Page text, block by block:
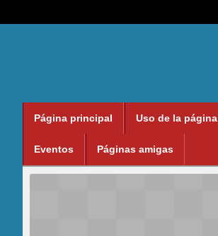
Página principal Uso de la página
Eventos Páginas amigas